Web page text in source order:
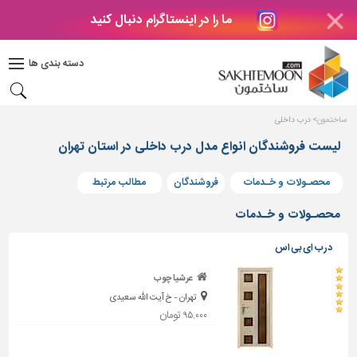
ما را در اینستاگرام دنبال کنید
دسته بندی ها
دکوراسیون
بتن
های
بتنی
و
پنجره
ساختمانی
ساختمون درب داخلی
لیست فروشندگان انواع مدل درب داخلی در استان تهران
محصـولات و خـدمات فروشندگان مطالب مرتبط
محصـولات و خـدمات
درب ای بی اس
عرشیا چوب
تهران - خ آیت الله سعیدی
۹۵,۰۰۰ تومان